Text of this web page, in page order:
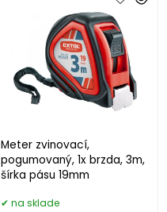
Meter zvinovací,
pogumovaný, 1x brzda, 3m,
šírka pásu 19mm
na sklade